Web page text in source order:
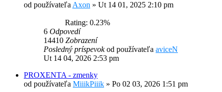
od používateľaAxon » Ut 14 01, 2025 2:10 pm
Rating: 0.23%
6 Odpovedí
14410 Zobrazení
Posledný príspevokod používateľa aviceN
Ut 14 04, 2026 2:53 pm
PROXENTA - zmenky
od používateľa MiiikPiiik » Po 02 03, 2026 1:51 pm